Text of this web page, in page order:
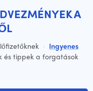
A
· Ingyenes
és tippek a forgatások